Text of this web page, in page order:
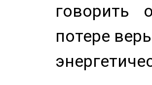
говорить
потере